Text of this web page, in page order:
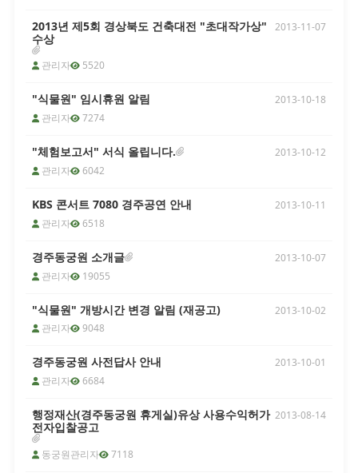
[개인정보 관련] 동궁원 홈페이지에서는 일체의 개인정보
화됨에 따라 다음과 같이 운영됩니다.1.
급하지 않음2. 기존의 개인정보는 모두
DB 삭제소중한 개인정보를 보호하기
: 054-779-8729
경주 라원입니다. 라원 내부 행사로 인
내드리니 이용에 참고하시기 바라며, 많
에 따라 8월 3일(월)은 정상 운영 예정입
니다. ○ 휴관일시 : 2026년 8월 2일(일)
근거한 휴관 시행 ○ 대체운영일 : 2026
년 8월 3일(월) 정상운영 ○ 문 의 : 054-
779-8729 ※ 동궁원은 8월 2일(일) 운
2013년 제5회 경상북도 건축대전 "초대작가상"
수상
2013-11-07
관리자 5520
"식물원" 임시휴원 알림
2013-10-18
관리자
7274
"체험보고서" 서식 올립니다.
2013-10-12
관리자
6042
KBS 콘서트 7080 경주공연 안내
2013-10-11
관리자
6518
경주동궁원 소개글
2013-10-07
관리자
19055
"식물원" 개방시간 변경 알림 (재공고)
2013-10-02
관리자
9048
경주동궁원 사전답사 안내
2013-10-01
관리자
6684
행정재산(경주동궁원 휴게실)유상 사용수익허가
전자입찰공고
2013-08-14
동궁원관리자 7118